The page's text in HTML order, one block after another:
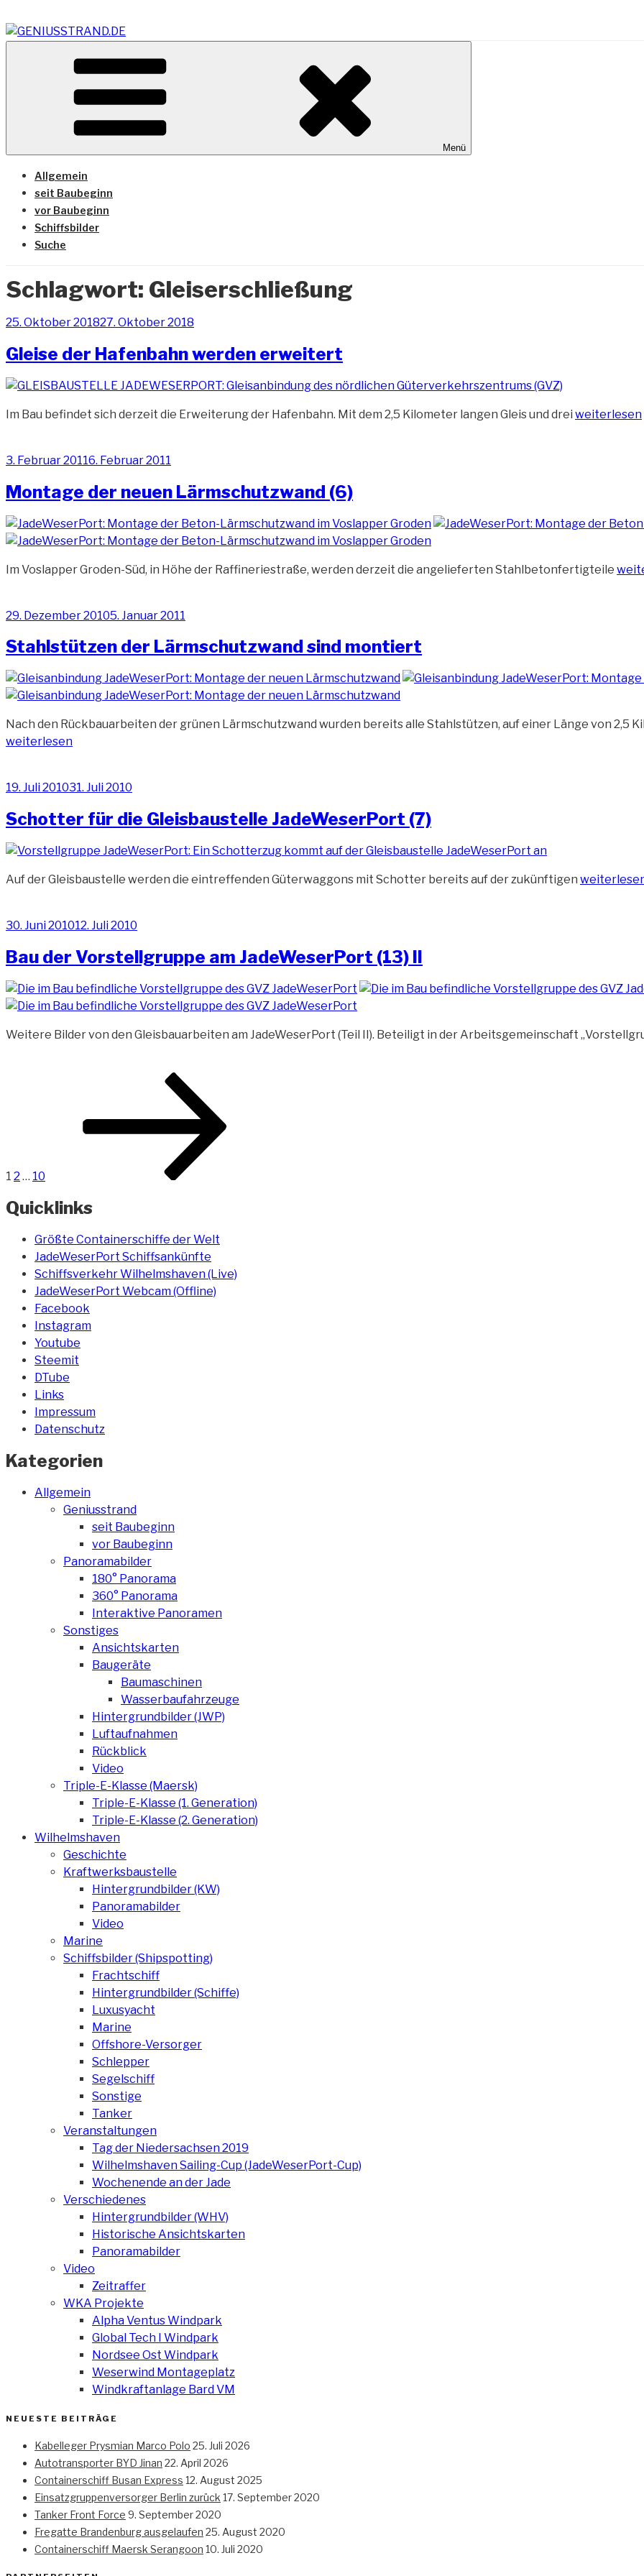
Inhalt
springen
GENIUSSTRAND.DE
Vom Geniusstrand zum JadeWeserPort/Container Terminal Wilhelmshaven
Menü
Allgemein
seit Baubeginn
vor Baubeginn
Schiffsbilder
Suche
Schlagwort: Gleiserschließung
Veröffentlicht
25. Oktober 201827. Oktober 2018
Gleise der Hafenbahn werden erweitert
Im Bau befindet sich derzeit die Erweiterung der Hafenbahn. Mit dem 2,5 Kilometer langen Gleis und drei „Gleise
weiterlesen
Veröffentlicht
3. Februar 20116. Februar 2011
Montage der neuen Lärmschutzwand (6)
Im Voslapper Groden-Süd, in Höhe der Raffineriestraße, werden derzeit die angelieferten Stahlbetonfertigteile
Veröffentlicht
29. Dezember 20105. Januar 2011
Stahlstützen der Lärmschutzwand sind montiert
Nach den Rückbauarbeiten der grünen Lärmschutzwand wurden bereits alle Stahlstützen, auf einer Länge von 2,5
weiterlesen
Veröffentlicht
19. Juli 201031. Juli 2010
Schotter für die Gleisbaustelle JadeWeserPort (7)
Auf der Gleisbaustelle werden die eintreffenden Güterwaggons mit Schotter bereits auf der zukünftigen „Schotter
Veröffentlicht
30. Juni 201012. Juli 2010
Bau der Vorstellgruppe am JadeWeserPort (13) II
Weitere Bilder von den Gleisbauarbeiten am JadeWeserPort (Teil II). Beteiligt in der Arbeitsgemeinschaft
Beitragsnavigation
1 2 … 10
Quicklinks
Größte Containerschiffe der Welt
JadeWeserPort Schiffsankünfte
Schiffsverkehr Wilhelmshaven (Live)
JadeWeserPort Webcam (Offline)
Facebook
Instagram
Youtube
Steemit
DTube
Links
Impressum
Datenschutz
Kategorien
Allgemein
Geniusstrand
seit Baubeginn
vor Baubeginn
Panoramabilder
180° Panorama
360° Panorama
Interaktive Panoramen
Sonstiges
Ansichtskarten
Baugeräte
Baumaschinen
Wasserbaufahrzeuge
Hintergrundbilder (JWP)
Luftaufnahmen
Rückblick
Video
Triple-E-Klasse (Maersk)
Triple-E-Klasse (1. Generation)
Triple-E-Klasse (2. Generation)
Wilhelmshaven
Geschichte
Kraftwerksbaustelle
Hintergrundbilder (KW)
Panoramabilder
Video
Marine
Schiffsbilder (Shipspotting)
Frachtschiff
Hintergrundbilder (Schiffe)
Luxusyacht
Marine
Offshore-Versorger
Schlepper
Segelschiff
Sonstige
Tanker
Veranstaltungen
Tag der Niedersachsen 2019
Wilhelmshaven Sailing-Cup (JadeWeserPort-Cup)
Wochenende an der Jade
Verschiedenes
Hintergrundbilder (WHV)
Historische Ansichtskarten
Panoramabilder
Video
Zeitraffer
WKA Projekte
Alpha Ventus Windpark
Global Tech I Windpark
Nordsee Ost Windpark
Weserwind Montageplatz
Windkraftanlage Bard VM
NEUESTE BEITRÄGE
Kabelleger Prysmian Marco Polo 25. Juli 2026
Autotransporter BYD Jinan 22. April 2026
Containerschiff Busan Express 12. August 2025
Einsatzgruppenversorger Berlin zurück 17. September 2020
Tanker Front Force 9. September 2020
Fregatte Brandenburg ausgelaufen 25. August 2020
Containerschiff Maersk Serangoon 10. Juli 2020